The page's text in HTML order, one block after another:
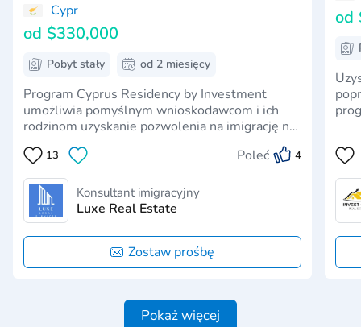
Cypr
od $330,000
Pobyt stały od 2 miesięcy
Program Cyprus Residency by Investment
umożliwia pomyślnym wnioskodawcom i ich
rodzinom uzyskanie pozwolenia na imigrację na
Cyprze na czas nieokreślony w ciągu dwóch
miesięcy. Inwestor może ubiegać się o
obywatelstwo Cypru po pięciu latach
zamieszkiwania w kraju jako posiadacz takiego
pozwo…
13 Poleć 4
Konsultant imigracyjny
Luxe Real Estate
Zostaw prośbę
od
Pokaż więcej